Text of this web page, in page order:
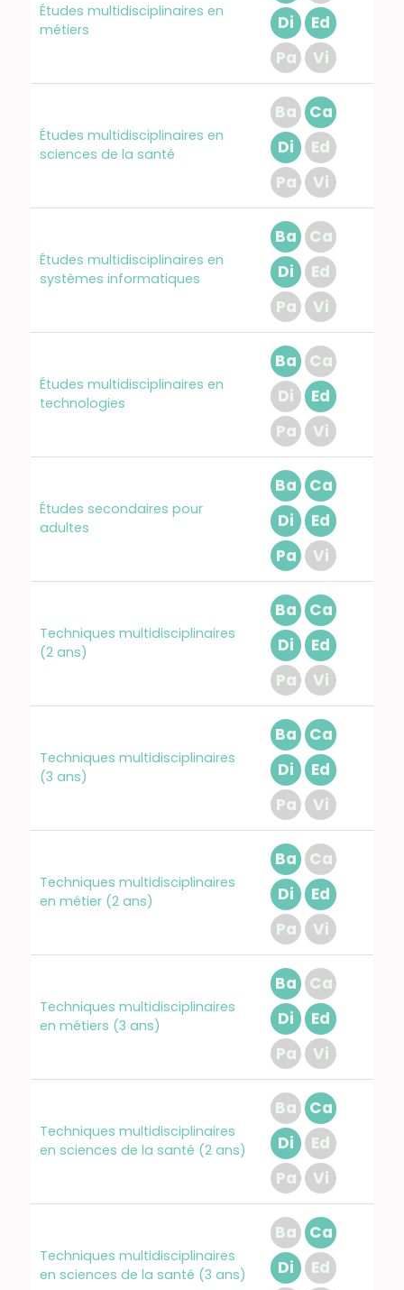
Études multidisciplinaires en
métiers
Di
Ed
Pa
Vi
Études multidisciplinaires en
sciences de la santé
Ba
Ca
Di
Ed
Pa
Vi
Études multidisciplinaires en
systèmes informatiques
Ba
Ca
Di
Ed
Pa
Vi
Études multidisciplinaires en
technologies
Ba
Ca
Di
Ed
Pa
Vi
Études secondaires pour
adultes
Ba
Ca
Di
Ed
Pa
Vi
Techniques multidisciplinaires
(2 ans)
Ba
Ca
Di
Ed
Pa
Vi
Techniques multidisciplinaires
(3 ans)
Ba
Ca
Di
Ed
Pa
Vi
Techniques multidisciplinaires
en métier (2 ans)
Ba
Ca
Di
Ed
Pa
Vi
Techniques multidisciplinaires
en métiers (3 ans)
Ba
Ca
Di
Ed
Pa
Vi
Techniques multidisciplinaires
en sciences de la santé (2 ans)
Ba
Ca
Di
Ed
Pa
Vi
Techniques multidisciplinaires
en sciences de la santé (3 ans)
Ba
Ca
Di
Ed